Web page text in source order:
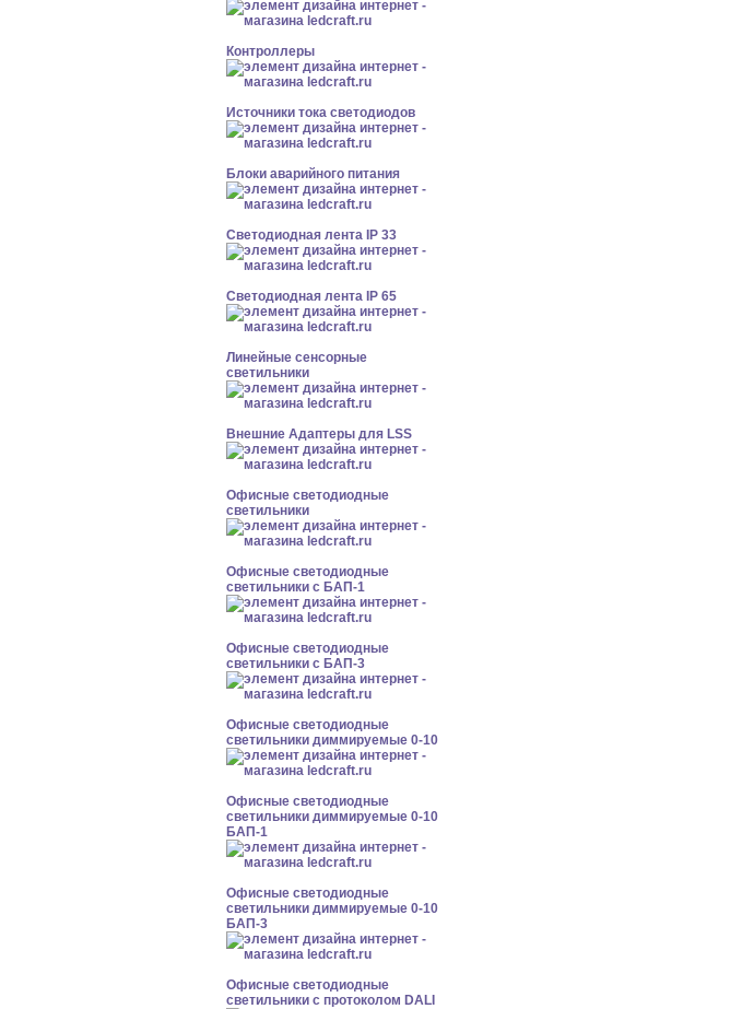
Контроллеры
Источники тока светодиодов
Блоки аварийного питания
Светодиодная лента IP 33
Светодиодная лента IP 65
Линейные сенсорные
светильники
Внешние Адаптеры для LSS
Офисные светодиодные
светильники
Офисные светодиодные
светильники с БАП-1
Офисные светодиодные
светильники с БАП-3
Офисные светодиодные
светильники диммируемые 0-10
Офисные светодиодные
светильники диммируемые 0-10
БАП-1
Офисные светодиодные
светильники диммируемые 0-10
БАП-3
Офисные светодиодные
светильники с протоколом DALI